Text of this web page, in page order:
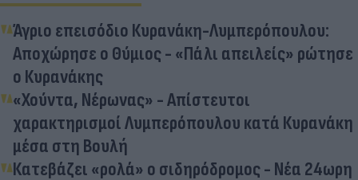
Άγριο επεισόδιο Κυρανάκη-Λυμπερόπουλου:
Αποχώρησε ο Θύμιος - «Πάλι απειλείς» ρώτησε
ο Κυρανάκης
«Χούντα, Νέρωνας» - Απίστευτοι
χαρακτηρισμοί Λυμπερόπουλου κατά Κυρανάκη
μέσα στη Βουλή
Κατεβάζει «ρολά» ο σιδηρόδρομος - Νέα 24ωρη